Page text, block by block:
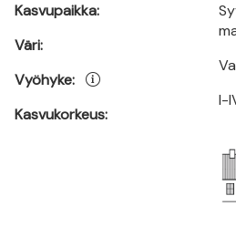
Kasvupaikka:
Väri:
Vyöhyke:
Kasvukorkeus:
I-